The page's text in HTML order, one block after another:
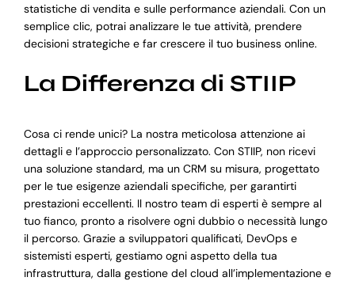
statistiche di vendita e sulle performance aziendali. Con un
semplice clic, potrai analizzare le tue attività, prendere
decisioni strategiche e far crescere il tuo business online.
La Differenza di STIIP
Cosa ci rende unici? La nostra meticolosa attenzione ai
dettagli e l’approccio personalizzato. Con STIIP, non ricevi
una soluzione standard, ma un CRM su misura, progettato
per le tue esigenze aziendali specifiche, per garantirti
prestazioni eccellenti. Il nostro team di esperti è sempre al
tuo fianco, pronto a risolvere ogni dubbio o necessità lungo
il percorso. Grazie a sviluppatori qualificati, DevOps e
sistemisti esperti, gestiamo ogni aspetto della tua
infrastruttura, dalla gestione del cloud all’implementazione e